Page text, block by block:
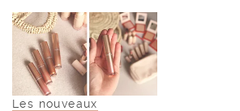
Les nouveaux